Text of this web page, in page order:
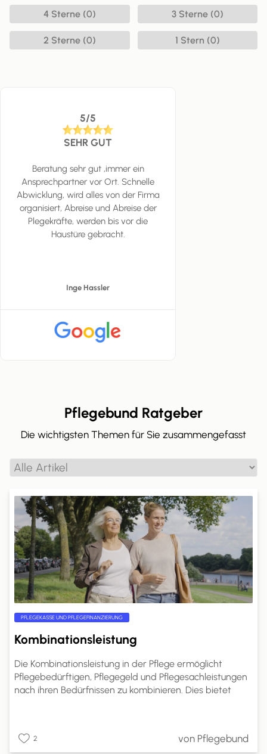
4 Sterne (0) 3 Sterne (0)
2 Sterne (0) 1 Stern (0)
5/5
SEHR GUT
Beratung sehr gut ,immer ein
Ansprechpartner vor Ort. Schnelle
Abwicklung, wird alles von der Firma
organisiert, Abreise und Abreise der
Plegekräfte, werden bis vor die
Haustüre gebracht.
Inge Hassler
Pflegebund Ratgeber
Die wichtigsten Themen für Sie zusammengefasst
PFLEGEKASSE UND PFLEGEFINANZIERUNG
Kombinationsleistung
Die Kombinationsleistung in der Pflege ermöglicht
Pflegebedürftigen, Pflegegeld und Pflegesachleistungen
nach ihren Bedürfnissen zu kombinieren. Dies bietet
erforderlich, und die Kostenabrechnung erfolgt direkt
2 von Pflegebund